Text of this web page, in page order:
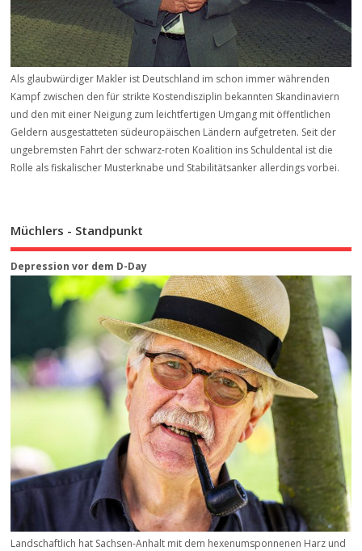
Als glaubwürdiger Makler ist Deutschland im schon immer währenden
Kampf zwischen den für strikte Kostendisziplin bekannten Skandinaviern
und den mit einer Neigung zum leichtfertigen Umgang mit öffentlichen
Geldern ausgestatteten südeuropäischen Ländern aufgetreten. Seit der
ungebremsten Fahrt der schwarz-roten Koalition ins Schuldental ist die
Rolle als fiskalischer Musterknabe und Stabilitätsanker allerdings vorbei.
Müchlers - Standpunkt
Depression vor dem D-Day
Landschaftlich hat Sachsen-Anhalt mit dem hexenumsponnenen Harz und